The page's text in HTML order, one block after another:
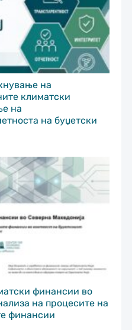
на
климатски
на
на буџетски
финансии во
на процесите на
финансии